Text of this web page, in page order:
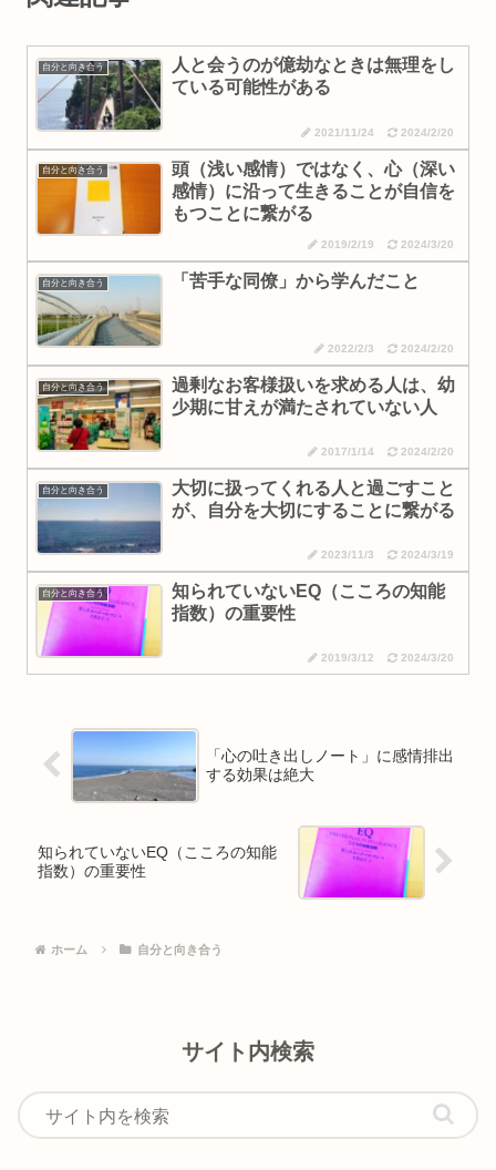
自分と向き合う
人と会うのが億劫なときは無理をし
ている可能性がある
2021/11/24 2024/2/20
自分と向き合う
頭（浅い感情）ではなく、心（深い
感情）に沿って生きることが自信を
もつことに繋がる
2019/2/19 2024/3/20
自分と向き合う 「苦手な同僚」から学んだこと
2022/2/3 2024/2/20
自分と向き合う
過剰なお客様扱いを求める人は、幼
少期に甘えが満たされていない人
2017/1/14 2024/2/20
自分と向き合う
大切に扱ってくれる人と過ごすこと
が、自分を大切にすることに繋がる
2023/11/3 2024/3/19
自分と向き合う
知られていないEQ（こころの知能
指数）の重要性
2019/3/12 2024/3/20
「心の吐き出しノート」に感情排出
する効果は絶大
知られていないEQ（こころの知能
指数）の重要性
ホーム 自分と向き合う
サイト内検索